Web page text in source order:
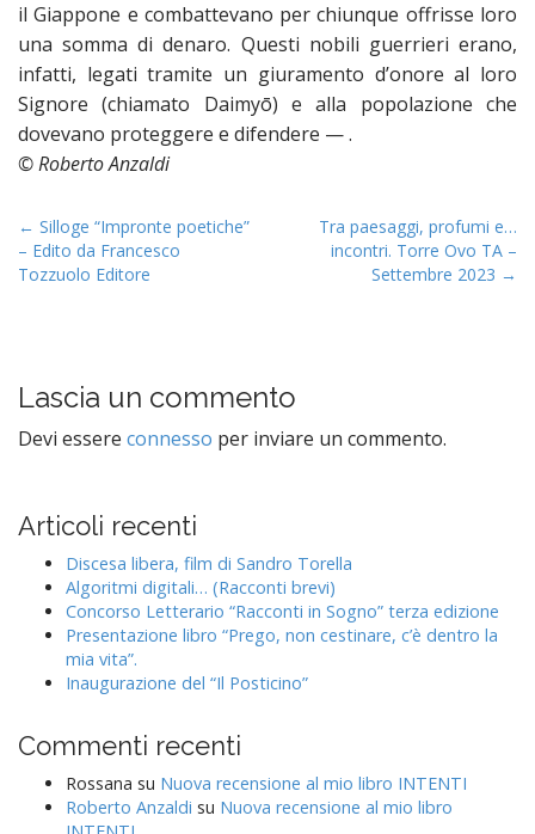
il Giappone e combattevano per chiunque offrisse loro
una somma di denaro. Questi nobili guerrieri erano,
infatti, legati tramite un giuramento d’onore al loro
Signore (chiamato Daimyō) e alla popolazione che
dovevano proteggere e difendere — .
© Roberto Anzaldi
P
o
s
a
v
i
a
t
← Silloge “Impronte poetiche”
– Edito da Francesco
Tozzuolo Editore
Tra paesaggi, profumi e…
incontri. Torre Ovo TA –
Settembre 2023 →
Lascia un commento
Devi essere connesso per inviare un commento.
Articoli recenti
Discesa libera, film di Sandro Torella
Algoritmi digitali… (Racconti brevi)
Concorso Letterario “Racconti in Sogno” terza edizione
Presentazione libro “Prego, non cestinare, c’è dentro la
mia vita”.
Inaugurazione del “Il Posticino”
Commenti recenti
Rossana su Nuova recensione al mio libro INTENTI
Roberto Anzaldi su Nuova recensione al mio libro